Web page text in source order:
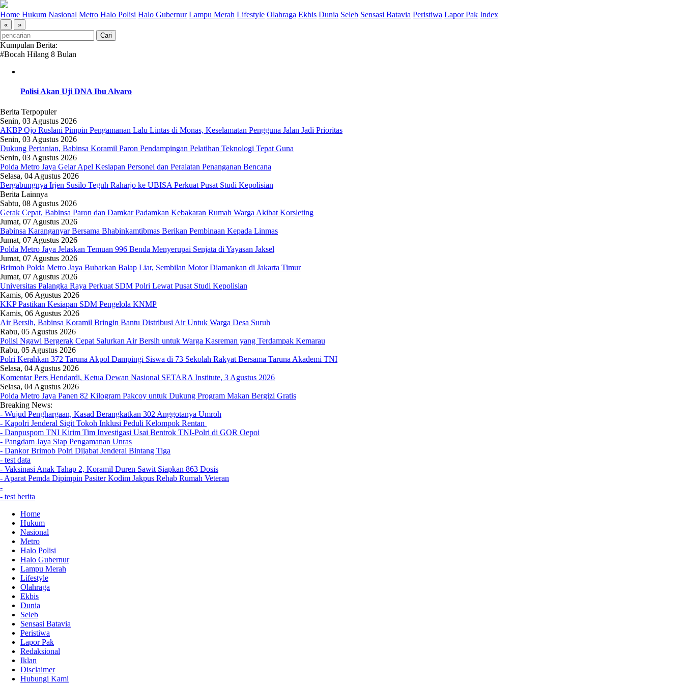
Home Hukum Nasional Metro Halo Polisi Halo Gubernur Lampu Merah Lifestyle Olahraga Ekbis Dunia Seleb Sensasi Batavia Peristiwa Lapor Pak Index
« »
Kumpulan Berita:
#Bocah Hilang 8 Bulan
Polisi Akan Uji DNA Ibu Alvaro
Berita Terpopuler
Senin, 03 Agustus 2026
AKBP Ojo Ruslani Pimpin Pengamanan Lalu Lintas di Monas, Keselamatan Pengguna Jalan Jadi Prioritas
Senin, 03 Agustus 2026
Dukung Pertanian, Babinsa Koramil Paron Pendampingan Pelatihan Teknologi Tepat Guna
Senin, 03 Agustus 2026
Polda Metro Jaya Gelar Apel Kesiapan Personel dan Peralatan Penanganan Bencana
Selasa, 04 Agustus 2026
Bergabungnya Irjen Susilo Teguh Raharjo ke UBISA Perkuat Pusat Studi Kepolisian
Berita Lainnya
Sabtu, 08 Agustus 2026
Gerak Cepat, Babinsa Paron dan Damkar Padamkan Kebakaran Rumah Warga Akibat Korsleting
Jumat, 07 Agustus 2026
Babinsa Karanganyar Bersama Bhabinkamtibmas Berikan Pembinaan Kepada Linmas
Jumat, 07 Agustus 2026
Polda Metro Jaya Jelaskan Temuan 996 Benda Menyerupai Senjata di Yayasan Jaksel
Jumat, 07 Agustus 2026
Brimob Polda Metro Jaya Bubarkan Balap Liar, Sembilan Motor Diamankan di Jakarta Timur
Jumat, 07 Agustus 2026
Universitas Palangka Raya Perkuat SDM Polri Lewat Pusat Studi Kepolisian
Kamis, 06 Agustus 2026
KKP Pastikan Kesiapan SDM Pengelola KNMP
Kamis, 06 Agustus 2026
Air Bersih, Babinsa Koramil Bringin Bantu Distribusi Air Untuk Warga Desa Suruh
Rabu, 05 Agustus 2026
Polisi Ngawi Bergerak Cepat Salurkan Air Bersih untuk Warga Kasreman yang Terdampak Kemarau
Rabu, 05 Agustus 2026
Polri Kerahkan 372 Taruna Akpol Dampingi Siswa di 73 Sekolah Rakyat Bersama Taruna Akademi TNI
Selasa, 04 Agustus 2026
Komentar Pers Hendardi, Ketua Dewan Nasional SETARA Institute, 3 Agustus 2026
Selasa, 04 Agustus 2026
Polda Metro Jaya Panen 82 Kilogram Pakcoy untuk Dukung Program Makan Bergizi Gratis
Breaking News:
- Wujud Penghargaan, Kasad Berangkatkan 302 Anggotanya Umroh
- Kapolri Jenderal Sigit Tokoh Inklusi Peduli Kelompok Rentan
- Danpuspom TNI Kirim Tim Investigasi Usai Bentrok TNI-Polri di GOR Oepoi
- Pangdam Jaya Siap Pengamanan Unras
- Dankor Brimob Polri Dijabat Jenderal Bintang Tiga
- test data
- Vaksinasi Anak Tahap 2, Koramil Duren Sawit Siapkan 863 Dosis
- Aparat Pemda Dipimpin Pasiter Kodim Jakpus Rehab Rumah Veteran
-
- test berita
Home
Hukum
Nasional
Metro
Halo Polisi
Halo Gubernur
Lampu Merah
Lifestyle
Olahraga
Ekbis
Dunia
Seleb
Sensasi Batavia
Peristiwa
Lapor Pak
Redaksional
Iklan
Disclaimer
Hubungi Kami